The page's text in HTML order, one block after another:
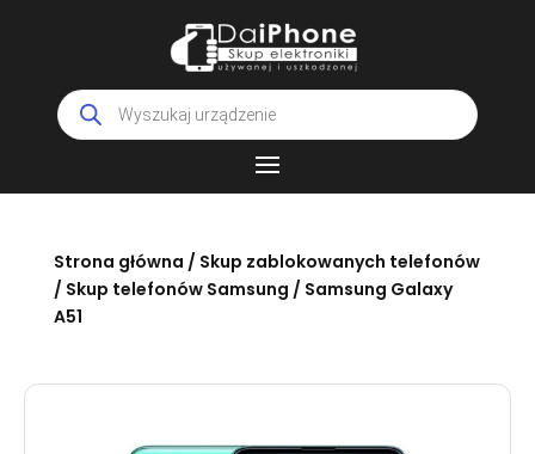
Wyszukiwarka
produktów
Strona główna / Skup zablokowanych telefonów
/ Skup telefonów Samsung / Samsung Galaxy
A51